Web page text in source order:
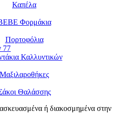
Καπέλα
Φορμάκια
Πορτοφόλια
Καλλυντικών
Μαξιλαροθήκες
Θαλάσσης
ή διακοσμημένα στην